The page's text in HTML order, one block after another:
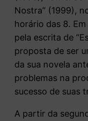
Nostra” (1999),
horário das 8.
pela escrita de
proposta de ser
da sua novela
problemas na
sucesso de suas
A partir da